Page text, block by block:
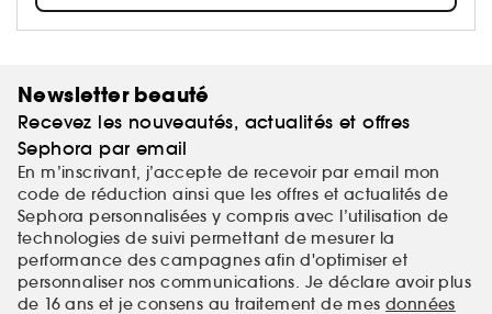
Newsletter beauté
Recevez les nouveautés, actualités et offres
Sephora par email
En m’inscrivant, j’accepte de recevoir par email mon
code de réduction ainsi que les offres et actualités de
Sephora personnalisées y compris avec l’utilisation de
technologies de suivi permettant de mesurer la
performance des campagnes afin d'optimiser et
personnaliser nos communications. Je déclare avoir plus
de 16 ans et je consens au traitement de mes données